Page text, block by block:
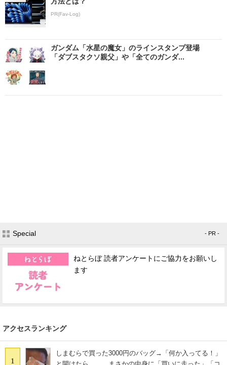
PR(Fav-Log)
ガンダム「水星の魔女」のラインスタンプ登場
「ダブスタクソ親父」や「全てのガンダ...
Special - PR -
ねとらぼ 読者アンケートにご協力をお願いし
ます
アクセスランキング
1
しまむらで買った3000円のバッグ→「何か入ってる！」